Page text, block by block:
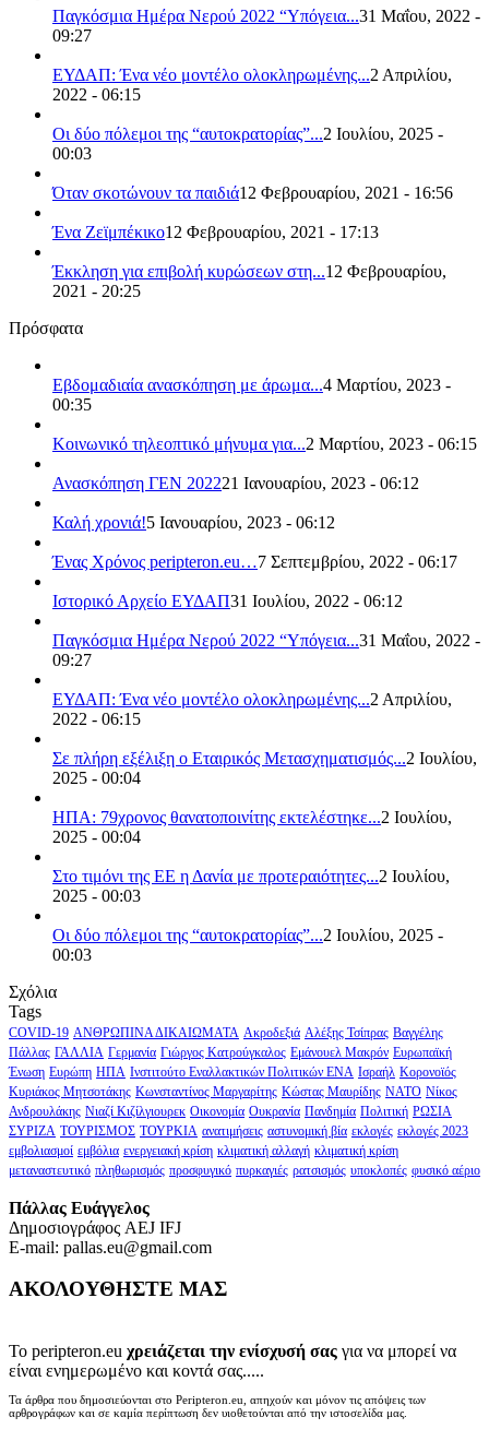
Παγκόσμια Ημέρα Νερού 2022 “Υπόγεια...31 Μαΐου, 2022 -
09:27
ΕΥΔΑΠ: Ένα νέο μοντέλο ολοκληρωμένης...2 Απριλίου,
2022 - 06:15
Οι δύο πόλεμοι της “αυτοκρατορίας”...2 Ιουλίου, 2025 -
00:03
Όταν σκοτώνουν τα παιδιά12 Φεβρουαρίου, 2021 - 16:56
Ένα Ζεϊμπέκικο12 Φεβρουαρίου, 2021 - 17:13
Έκκληση για επιβολή κυρώσεων στη...12 Φεβρουαρίου,
2021 - 20:25
Πρόσφατα
Εβδομαδιαία ανασκόπηση με άρωμα...4 Μαρτίου, 2023 -
00:35
Κοινωνικό τηλεοπτικό μήνυμα για...2 Μαρτίου, 2023 - 06:15
Ανασκόπηση ΓΕΝ 202221 Ιανουαρίου, 2023 - 06:12
Καλή χρονιά!5 Ιανουαρίου, 2023 - 06:12
Ένας Χρόνος peripteron.eu…7 Σεπτεμβρίου, 2022 - 06:17
Ιστορικό Αρχείο ΕΥΔΑΠ31 Ιουλίου, 2022 - 06:12
Παγκόσμια Ημέρα Νερού 2022 “Υπόγεια...31 Μαΐου, 2022 -
09:27
ΕΥΔΑΠ: Ένα νέο μοντέλο ολοκληρωμένης...2 Απριλίου,
2022 - 06:15
Σε πλήρη εξέλιξη ο Εταιρικός Μετασχηματισμός...2 Ιουλίου,
2025 - 00:04
ΗΠΑ: 79χρονος θανατοποινίτης εκτελέστηκε...2 Ιουλίου,
2025 - 00:04
Στο τιμόνι της ΕΕ η Δανία με προτεραιότητες...2 Ιουλίου,
2025 - 00:03
Οι δύο πόλεμοι της “αυτοκρατορίας”...2 Ιουλίου, 2025 -
00:03
Σχόλια
Tags
COVID-19 ΑΝΘΡΩΠΙΝΑ ΔΙΚΑΙΩΜΑΤΑ Ακροδεξιά Αλέξης Τσίπρας Βαγγέλης
Πάλλας ΓΑΛΛΙΑ Γερμανία Γιώργος Κατρούγκαλος Εμάνουελ Μακρόν Ευρωπαϊκή
Ένωση Ευρώπη ΗΠΑ Ινστιτούτο Εναλλακτικών Πολιτικών ΕΝΑ Ισραήλ Κορονοϊός
Κυριάκος Μητσοτάκης Κωνσταντίνος Μαργαρίτης Κώστας Μαυρίδης ΝΑΤΟ Νίκος
Ανδρουλάκης Νιαζί Κιζίλγιουρεκ Οικονομία Ουκρανία Πανδημία Πολιτική ΡΩΣΙΑ
ΣΥΡΙΖΑ ΤΟΥΡΙΣΜΟΣ ΤΟΥΡΚΙΑ ανατιμήσεις αστυνομική βία εκλογές εκλογές 2023
εμβολιασμοί εμβόλια ενεργειακή κρίση κλιματική αλλαγή κλιματική κρίση
μεταναστευτικό πληθωρισμός προσφυγικό πυρκαγιές ρατσισμός υποκλοπές φυσικό αέριο
Πάλλας Ευάγγελος
Δημοσιογράφος AEJ ΙFJ
E-mail: pallas.eu@gmail.com
ΑΚΟΛΟΥΘΗΣΤΕ ΜΑΣ
Το peripteron.eu χρειάζεται την ενίσχυσή σας για να μπορεί να
είναι ενημερωμένο και κοντά σας.....
Τα άρθρα που δημοσιεύονται στο Peripteron.eu, απηχούν και μόνον τις απόψεις των
αρθρογράφων και σε καμία περίπτωση δεν υιοθετούνται από την ιστοσελίδα μας.